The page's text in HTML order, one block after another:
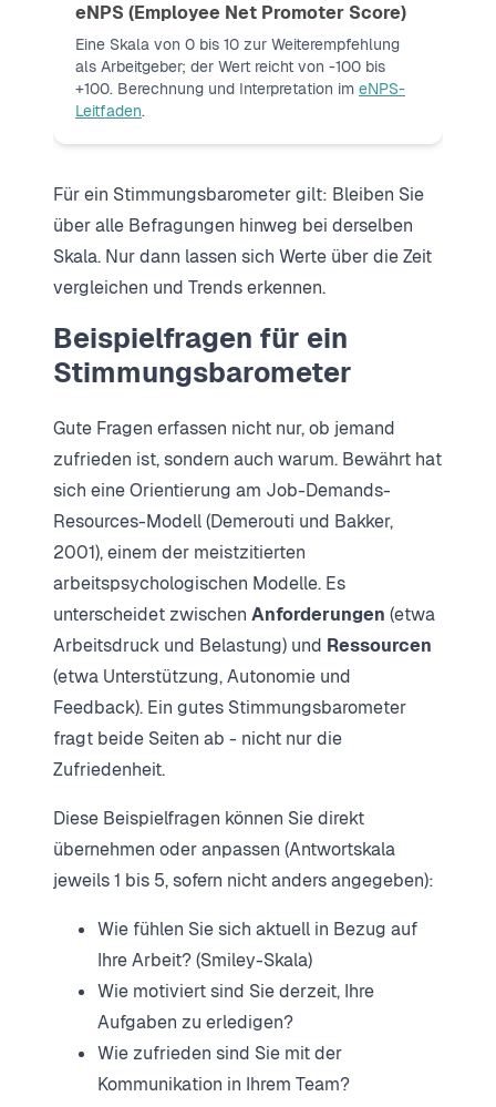
eNPS (Employee Net Promoter Score)
Eine Skala von 0 bis 10 zur Weiterempfehlung
als Arbeitgeber; der Wert reicht von -100 bis
+100. Berechnung und Interpretation im eNPS-
Leitfaden.
Für ein Stimmungsbarometer gilt: Bleiben Sie
über alle Befragungen hinweg bei derselben
Skala. Nur dann lassen sich Werte über die Zeit
vergleichen und Trends erkennen.
Beispielfragen für ein
Stimmungsbarometer
Gute Fragen erfassen nicht nur, ob jemand
zufrieden ist, sondern auch warum. Bewährt hat
sich eine Orientierung am Job-Demands-
Resources-Modell (Demerouti und Bakker,
2001), einem der meistzitierten
arbeitspsychologischen Modelle. Es
unterscheidet zwischen Anforderungen (etwa
Arbeitsdruck und Belastung) und Ressourcen
(etwa Unterstützung, Autonomie und
Feedback). Ein gutes Stimmungsbarometer
fragt beide Seiten ab - nicht nur die
Zufriedenheit.
Diese Beispielfragen können Sie direkt
übernehmen oder anpassen (Antwortskala
jeweils 1 bis 5, sofern nicht anders angegeben):
Wie fühlen Sie sich aktuell in Bezug auf
Ihre Arbeit? (Smiley-Skala)
Wie motiviert sind Sie derzeit, Ihre
Aufgaben zu erledigen?
Wie zufrieden sind Sie mit der
Kommunikation in Ihrem Team?